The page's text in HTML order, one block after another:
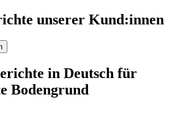
unserer Kund:innen
in Deutsch für
Bodengrund